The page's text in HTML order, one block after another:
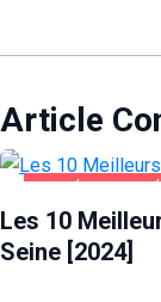
Article
Les 10
Seine [2024]